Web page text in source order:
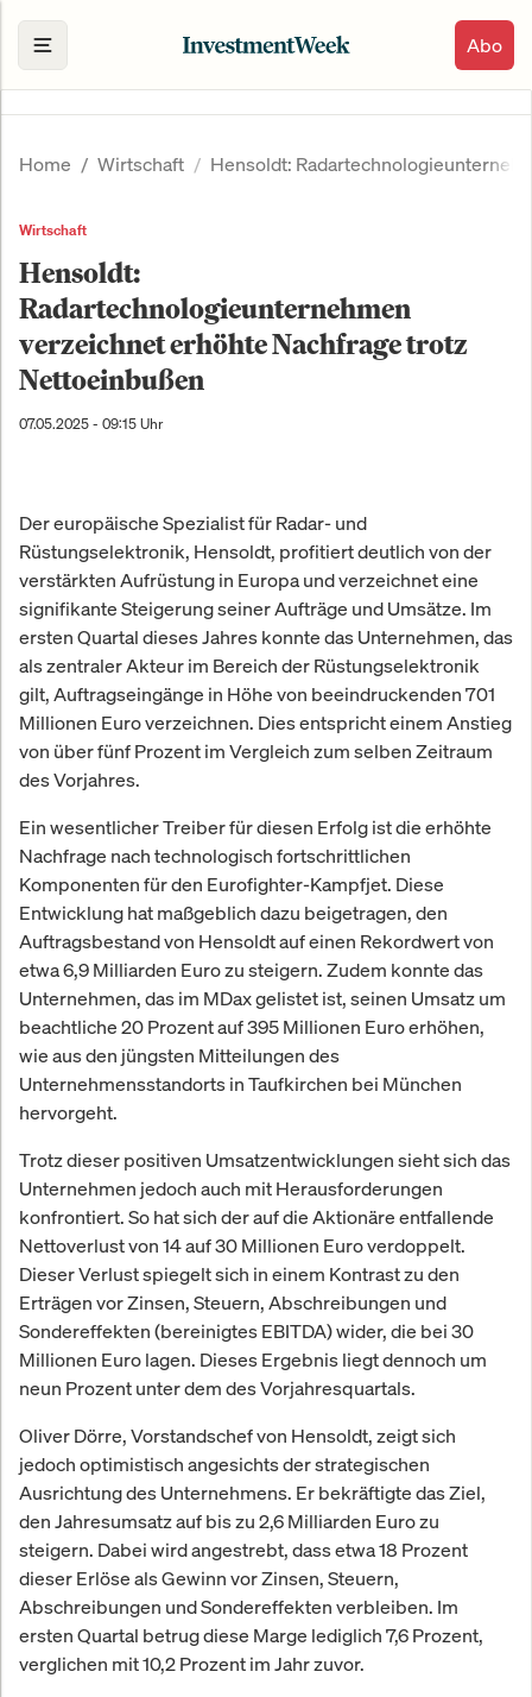
Abo
Home Wirtschaft Hensoldt:
Wirtschaft
Hensoldt:
Radartechnologieunternehmen
verzeichnet erhöhte Nachfrage trotz
Nettoeinbußen
07.05.2025 - 09:15 Uhr
Der europäische Spezialist für Radar- und
Rüstungselektronik, Hensoldt, profitiert deutlich von der
verstärkten Aufrüstung in Europa und verzeichnet eine
signifikante Steigerung seiner Aufträge und Umsätze. Im
ersten Quartal dieses Jahres konnte das Unternehmen, das
als zentraler Akteur im Bereich der Rüstungselektronik
gilt, Auftragseingänge in Höhe von beeindruckenden 701
Millionen Euro verzeichnen. Dies entspricht einem Anstieg
von über fünf Prozent im Vergleich zum selben Zeitraum
des Vorjahres.
Ein wesentlicher Treiber für diesen Erfolg ist die erhöhte
Nachfrage nach technologisch fortschrittlichen
Komponenten für den Eurofighter-Kampfjet. Diese
Entwicklung hat maßgeblich dazu beigetragen, den
Auftragsbestand von Hensoldt auf einen Rekordwert von
etwa 6,9 Milliarden Euro zu steigern. Zudem konnte das
Unternehmen, das im MDax gelistet ist, seinen Umsatz um
beachtliche 20 Prozent auf 395 Millionen Euro erhöhen,
wie aus den jüngsten Mitteilungen des
Unternehmensstandorts in Taufkirchen bei München
hervorgeht.
Trotz dieser positiven Umsatzentwicklungen sieht sich das
Unternehmen jedoch auch mit Herausforderungen
konfrontiert. So hat sich der auf die Aktionäre entfallende
Nettoverlust von 14 auf 30 Millionen Euro verdoppelt.
Dieser Verlust spiegelt sich in einem Kontrast zu den
Erträgen vor Zinsen, Steuern, Abschreibungen und
Sondereffekten (bereinigtes EBITDA) wider, die bei 30
Millionen Euro lagen. Dieses Ergebnis liegt dennoch um
neun Prozent unter dem des Vorjahresquartals.
Oliver Dörre, Vorstandschef von Hensoldt, zeigt sich
jedoch optimistisch angesichts der strategischen
Ausrichtung des Unternehmens. Er bekräftigte das Ziel,
den Jahresumsatz auf bis zu 2,6 Milliarden Euro zu
steigern. Dabei wird angestrebt, dass etwa 18 Prozent
dieser Erlöse als Gewinn vor Zinsen, Steuern,
Abschreibungen und Sondereffekten verbleiben. Im
ersten Quartal betrug diese Marge lediglich 7,6 Prozent,
verglichen mit 10,2 Prozent im Jahr zuvor.